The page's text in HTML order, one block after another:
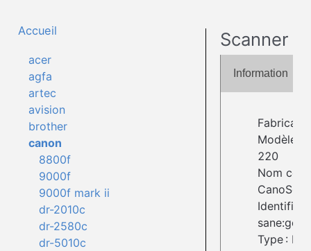
Accueil
acer
agfa
artec
avision
brother
canon
8800f
9000f
9000f mark ii
dr-2010c
dr-2580c
dr-5010c
Scanner
Information
Fabricant
Modèle :
220
Nom
Identifiant
Type :